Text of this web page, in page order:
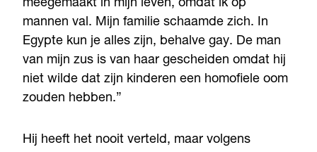
meegemaakt in mijn leven, omdat ik op
mannen val. Mijn familie schaamde zich. In
Egypte kun je alles zijn, behalve gay. De man
van mijn zus is van haar gescheiden omdat hij
niet wilde dat zijn kinderen een homofiele oom
zouden hebben.”
Hij heeft het nooit verteld, maar volgens